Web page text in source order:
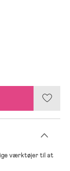
værktøjer til at